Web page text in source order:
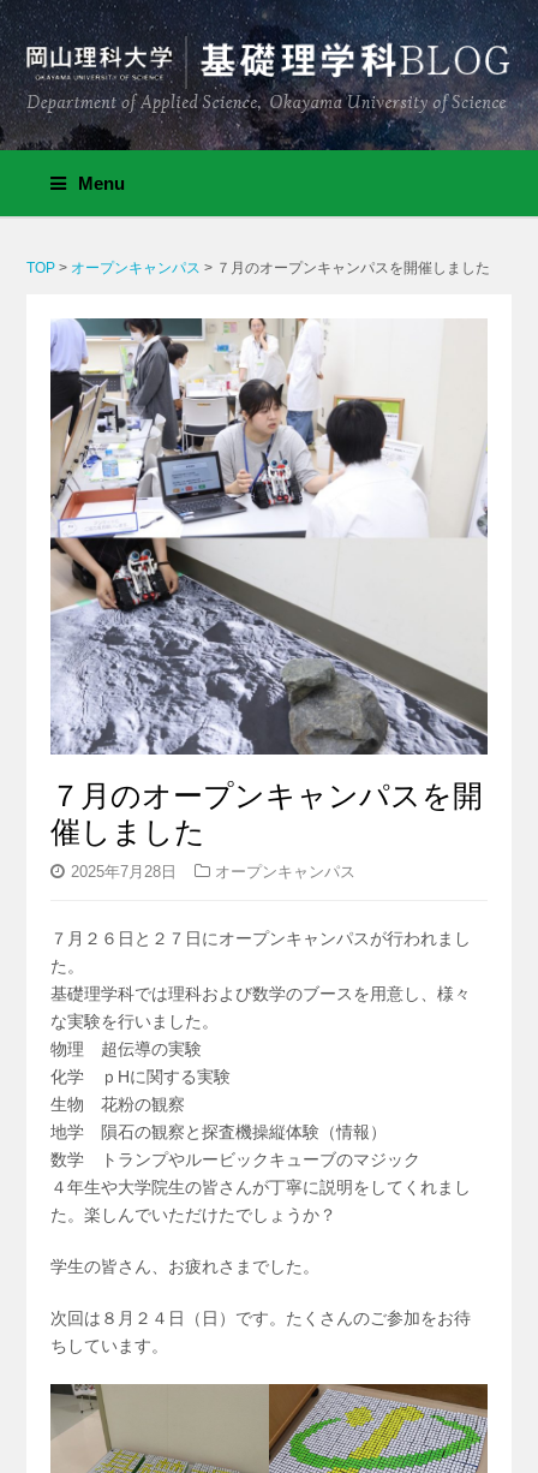
Menu
TOP > オープンキャンパス > ７月のオープンキャンパスを開催しました
７月のオープンキャンパスを開
催しました
2025年7月28日 オープンキャンパス
７月２６日と２７日にオープンキャンパスが行われまし
た。
基礎理学科では理科および数学のブースを用意し、様々
な実験を行いました。
物理 超伝導の実験
化学 ｐHに関する実験
生物 花粉の観察
地学 隕石の観察と探査機操縦体験（情報）
数学 トランプやルービックキューブのマジック
４年生や大学院生の皆さんが丁寧に説明をしてくれまし
た。楽しんでいただけたでしょうか？
学生の皆さん、お疲れさまでした。
次回は８月２４日（日）です。たくさんのご参加をお待
ちしています。